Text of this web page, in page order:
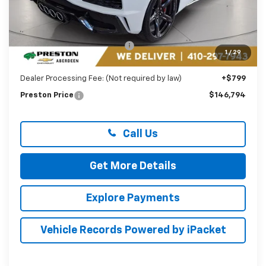
1 / 29
Less
Price reduction below MSRP: -$12,280
You Save $12,280
Dealer Processing Fee: (Not required by law) +$799
Preston Price $146,794
Call Us
Get More Details
Explore Payments
Vehicle Records Powered by iPacket